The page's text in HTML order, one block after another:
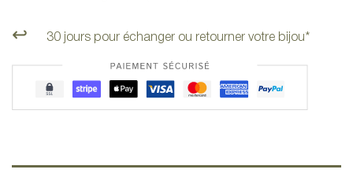
↩️ 30 jours pour échanger ou retourner votre bijou*